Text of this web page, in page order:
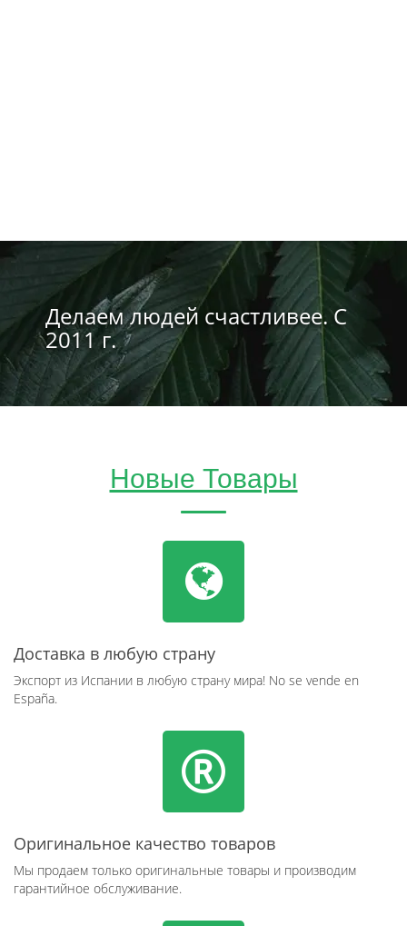
Делаем людей счастливее. С
2011 г.
Новые Товары
Доставка в любую страну
Экспорт из Испании в любую страну мира! No se vende en
España.
Оригинальное качество товаров
Мы продаем только оригинальные товары и производим
гарантийное обслуживание.